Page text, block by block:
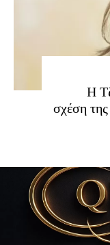
Η
σχέση